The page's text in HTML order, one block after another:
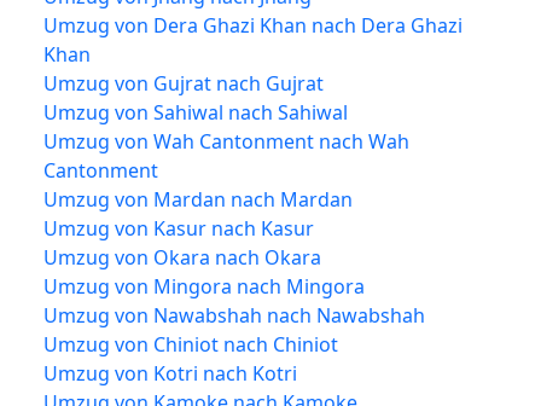
Umzug von Dera Ghazi Khan nach Dera Ghazi
Khan
Umzug von Gujrat nach Gujrat
Umzug von Sahiwal nach Sahiwal
Umzug von Wah Cantonment nach Wah
Cantonment
Umzug von Mardan nach Mardan
Umzug von Kasur nach Kasur
Umzug von Okara nach Okara
Umzug von Mingora nach Mingora
Umzug von Nawabshah nach Nawabshah
Umzug von Chiniot nach Chiniot
Umzug von Kotri nach Kotri